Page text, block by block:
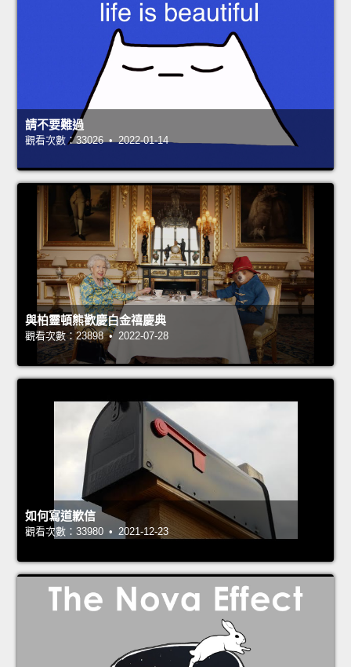
請不要難過
觀看次數：33026 • 2022-01-14
與柏靈頓熊歡慶白金禧慶典
觀看次數：23898 • 2022-07-28
如何寫道歉信
觀看次數：33980 • 2021-12-23